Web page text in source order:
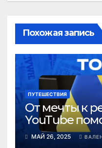
Похожая запись
ПУТЕШЕСТВИЯ
От мечты к
YouTube
из
области и
МАЙ 26, 2025